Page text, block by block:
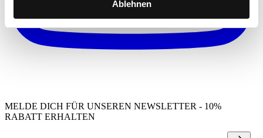
Ablehnen
MELDE DICH FÜR UNSEREN NEWSLETTER - 10%
RABATT ERHALTEN